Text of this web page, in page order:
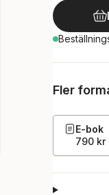
Fler
E-bok
790 kr